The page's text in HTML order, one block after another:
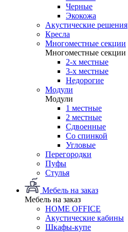
Черные
Экокожа
Акустические решения
Кресла
Многоместные секции
Многоместные секции
2-х местные
3-х местные
Недорогие
Модули
Модули
1 местные
2 местные
Сдвоенные
Со спинкой
Угловые
Перегородки
Пуфы
Стулья
Мебель на заказ
Мебель на заказ
HOME OFFICE
Акустические кабины
Шкафы-купе